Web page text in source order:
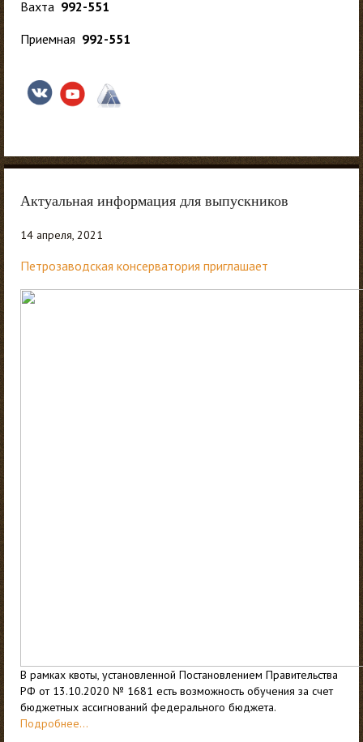
Вахта 992-551
Приемная 992-551
Актуальная информация для выпускников
14 апреля, 2021
Петрозаводская консерватория приглашает
В рамках квоты, установленной Постановлением Правительства
РФ от 13.10.2020 № 1681 есть возможность обучения за счет
бюджетных ассигнований федерального бюджета.
Подробнее...